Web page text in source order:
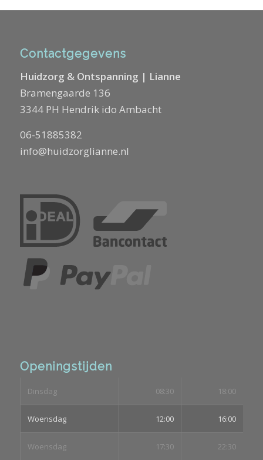
Contactgegevens
Huidzorg & Ontspanning | Lianne
Bramengaarde 136
3344 PH Hendrik ido Ambacht
06-51885382
info@huidzorglianne.nl
Openingstijden
Dinsdag 08:30 18:00
Woensdag 12:00 16:00
Woensdag 17:30 22:30